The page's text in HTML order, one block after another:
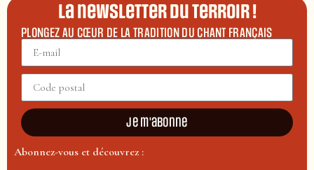
La newsletter du terroir !
PLONGEZ AU CŒUR DE LA TRADITION DU CHANT FRANÇAIS
Je m'abonne
Abonnez-vous et découvrez :